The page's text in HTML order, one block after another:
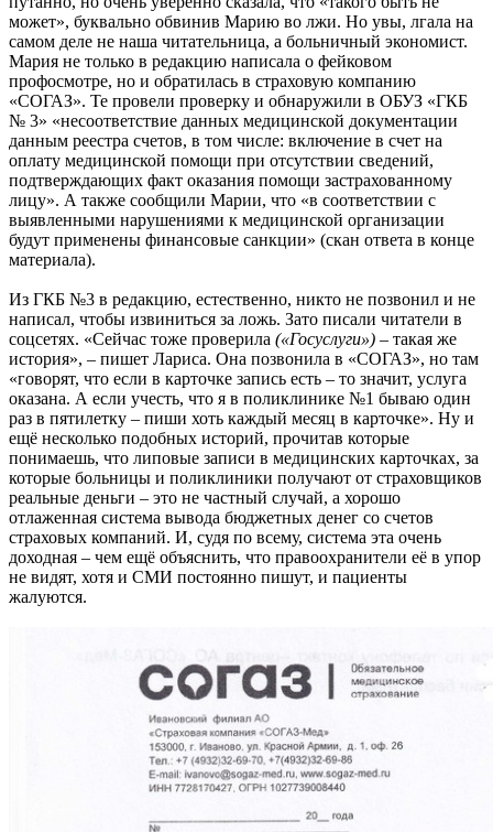
может», буквально обвинив Марию во лжи. Но увы, лгала на
самом деле не наша читательница, а больничный экономист.
Мария не только в редакцию написала о фейковом
профосмотре, но и обратилась в страховую компанию
«СОГАЗ». Те провели проверку и обнаружили в ОБУЗ «ГКБ
№ 3» «несоответствие данных медицинской документации
данным реестра счетов, в том числе: включение в счет на
оплату медицинской помощи при отсутствии сведений,
подтверждающих факт оказания помощи застрахованному
лицу». А также сообщили Марии, что «в соответствии с
выявленными нарушениями к медицинской организации
будут применены финансовые санкции» (скан ответа в конце
материала).
Из ГКБ №3 в редакцию, естественно, никто не позвонил и не
написал, чтобы извиниться за ложь. Зато писали читатели в
соцсетях. «Сейчас тоже проверила («Госуслуги») – такая же
история», – пишет Лариса. Она позвонила в «СОГАЗ», но там
«говорят, что если в карточке запись есть – то значит, услуга
оказана. А если учесть, что я в поликлинике №1 бываю один
раз в пятилетку – пиши хоть каждый месяц в карточке». Ну и
ещё несколько подобных историй, прочитав которые
понимаешь, что липовые записи в медицинских карточках, за
которые больницы и поликлиники получают от страховщиков
реальные деньги – это не частный случай, а хорошо
отлаженная система вывода бюджетных денег со счетов
страховых компаний. И, судя по всему, система эта очень
доходная – чем ещё объяснить, что правоохранители её в упор
не видят, хотя и СМИ постоянно пишут, и пациенты
жалуются.